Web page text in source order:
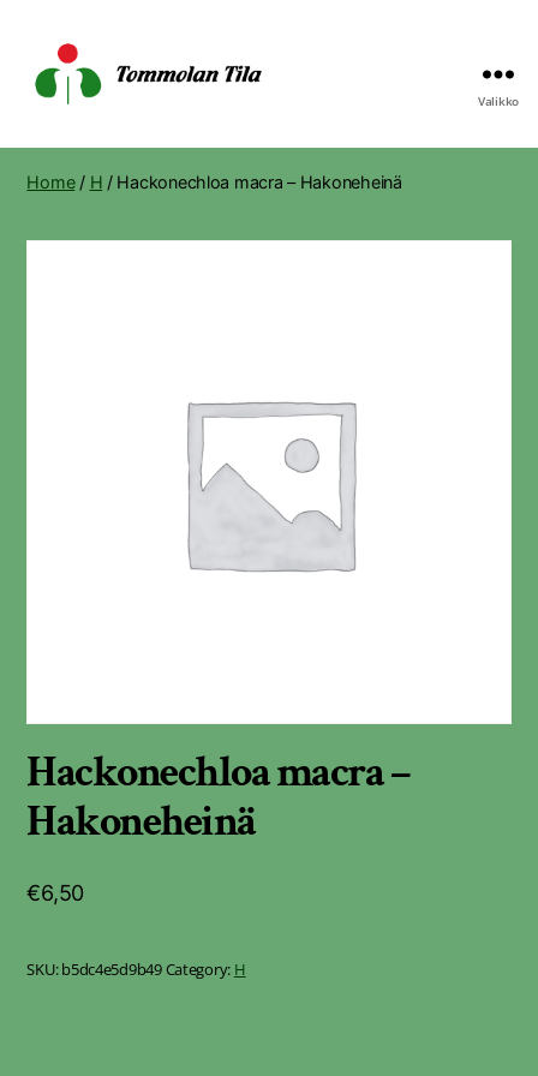
Tila
Valikko
Home/ H / Hackonechloa macra – Hakoneheinä
Hackonechloa macra –
Hakoneheinä
€6,50
SKU:b5dc4e5d9b49Category: H